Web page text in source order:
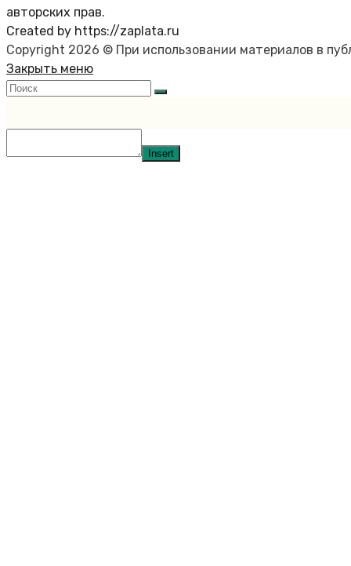
авторских прав.
Created by https://zaplata.ru
Copyright 2026 © При использовании материалов в
Закрыть меню
Insert